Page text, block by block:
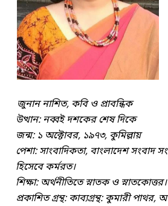
জুনান নাশিত, কবি ও প্রাবন্ধিক
উত্থান: নব্বই দশকের শেষ দিকে
জন্ম: ১ অক্টোবর, ১৯৭৩, কুমিল্লায়
পেশা: সাংবাদিকতা, বাংলাদেশ সংবাদ
হিসেবে কর্মরত।
শিক্ষা: অর্থনীতিতে স্নাতক ও স্নাতকোত্তর।
প্রকাশিত গ্রন্থ: কাব্যগ্রন্থ: কুমারী